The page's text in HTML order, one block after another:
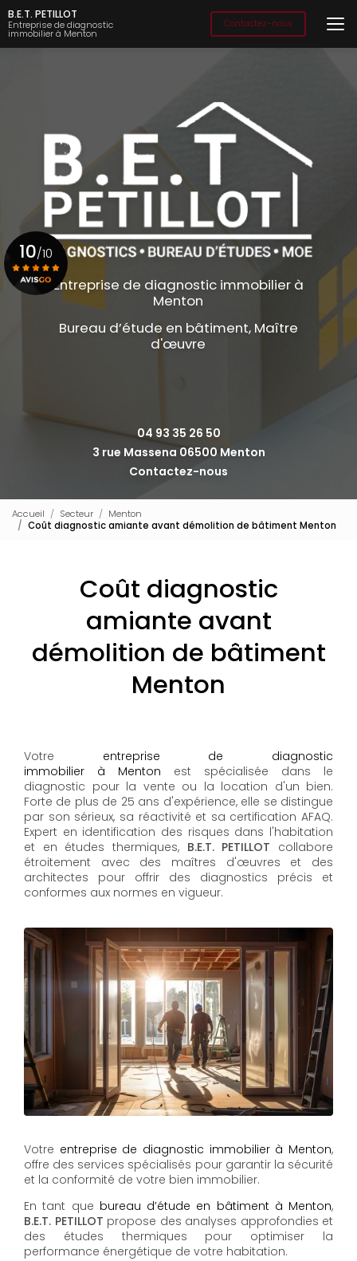
Aller
au
contenu
principal
B.E.T. PETILLOT
Entreprise de diagnostic
immobilier à Menton
Contactez-nous
Entreprise de diagnostic immobilier à
Menton
Bureau d’étude en bâtiment, Maître
d'œuvre
04 93 35 26 50
3 rue Massena 06500 Menton
Contactez-nous
10/10
Voir le certificat
Accueil Secteur
Menton
Coût diagnostic amiante avant démolition de bâtiment Menton
Coût diagnostic
amiante avant
démolition de bâtiment
Menton
Votre entreprise de diagnostic
immobilier à Menton est spécialisée dans le
diagnostic pour la vente ou la location d'un bien.
Forte de plus de 25 ans d'expérience, elle se distingue
par son sérieux, sa réactivité et sa certification AFAQ.
Expert en identification des risques dans l'habitation
et en études thermiques, B.E.T. PETILLOT collabore
étroitement avec des maîtres d'œuvres et des
architectes pour offrir des diagnostics précis et
conformes aux normes en vigueur.
Votre entreprise de diagnostic immobilier à Menton,
offre des services spécialisés pour garantir la sécurité
et la conformité de votre bien immobilier.
En tant que bureau d’étude en bâtiment à Menton,
B.E.T. PETILLOT propose des analyses approfondies et
des études thermiques pour optimiser la
performance énergétique de votre habitation.